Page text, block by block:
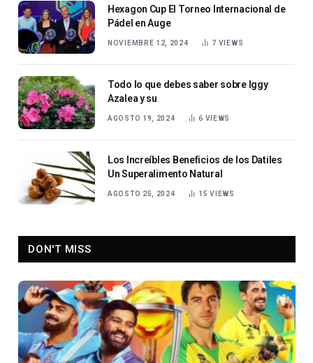
Hexagon Cup El Torneo Internacional de
Pádel en Auge
NOVIEMBRE 12, 2024 7 VIEWS
Todo lo que debes saber sobre Iggy
Azalea y su
AGOSTO 19, 2024 6 VIEWS
Los Increíbles Beneficios de los Datiles
Un Superalimento Natural
AGOSTO 25, 2024 15VIEWS
DON'T MISS